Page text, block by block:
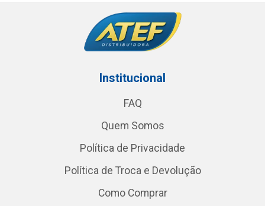
Institucional
FAQ
Quem Somos
Política de Privacidade
Política de Troca e Devolução
Como Comprar